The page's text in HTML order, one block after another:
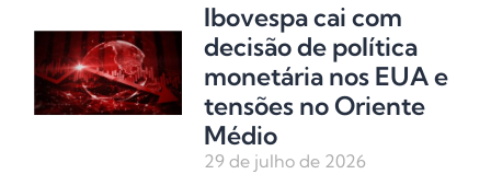
Ibovespa cai com
decisão de política
monetária nos EUA e
tensões no Oriente
Médio
29 de julho de 2026